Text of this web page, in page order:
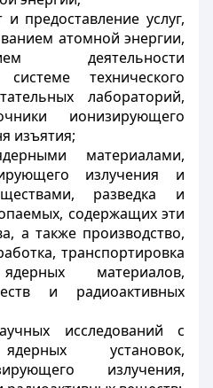
предоставление услуг,
атомной энергии,
деятельности
технического
лабораторий,
ионизирующего
изъятия;
материалами,
излучения и
разведка и
содержащих эти
а также производство,
транспортировка
материалов,
и радиоактивных
исследований с
установок,
излучения,